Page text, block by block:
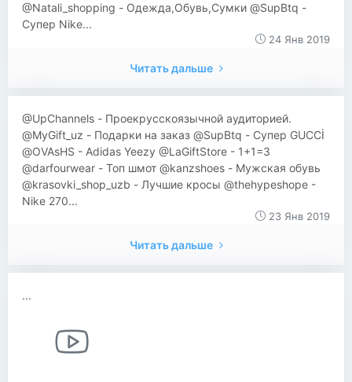
@Natali_shopping - Одежда,Обувь,Сумки @SupBtq -
Супер Nike...
24 Янв 2019
Читать дальше
@UpChannels - Проекрусскоязычной аудиторией.
@MyGift_uz - Подарки на заказ @SupBtq - Супер GUCCİ
@OVAsHS - Adidas Yeezy @LaGiftStore - 1+1=3
@darfourwear - Топ шмот @kanzshoes - Мужская обувь
@krasovki_shop_uzb - Лучшие кросы @thehypeshope -
Nike 270...
23 Янв 2019
Читать дальше
...